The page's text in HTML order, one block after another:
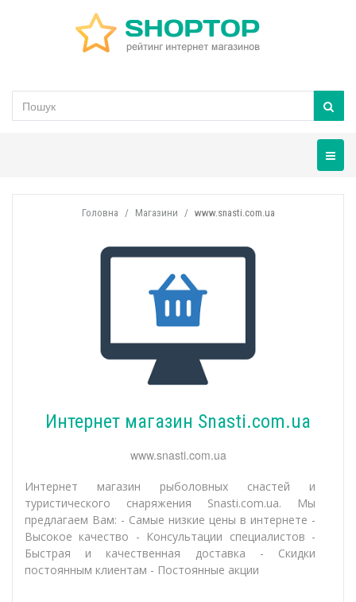
Головна Магазини www.snasti.com.ua
Интернет магазин Snasti.com.ua
www.snasti.com.ua
Интернет магазин рыболовных снастей и
туристического снаряжения Snasti.com.ua. Мы
предлагаем Вам: - Самые низкие цены в интернете -
Высокое качество - Консультации специалистов -
Быстрая и качественная доставка - Скидки
постоянным клиентам - Постоянные акции